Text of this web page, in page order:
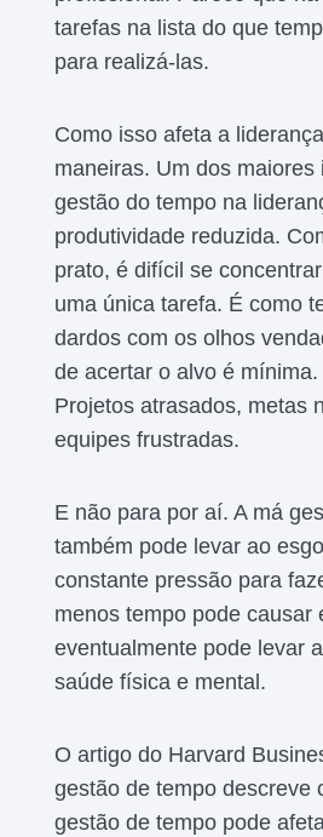
tarefas na lista do que
para realizá-las.
Como isso afeta a
maneiras. Um dos maiores
gestão do tempo na
produtividade reduzida.
prato, é difícil se
uma única tarefa. É como
dardos com os olhos
de acertar o alvo é
Projetos atrasados, metas
equipes frustradas.
E não para por aí. A má
também pode levar ao
constante pressão para
menos tempo pode causar
eventualmente pode levar
saúde física e mental.
O artigo do Harvard
gestão de tempo descreve
gestão de tempo pode